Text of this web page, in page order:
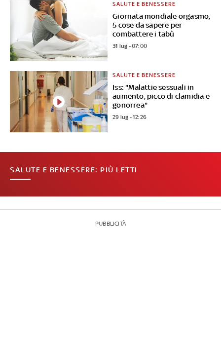
Giornata mondiale orgasmo,
5 cose da sapere per
combattere i tabù
SALUTE E BENESSERE
31 lug - 07:00
Iss: "Malattie sessuali in
aumento, picco di clamidia e
gonorrea"
SALUTE E BENESSERE
29 lug - 12:26
SALUTE E BENESSERE: PIÙ LETTI
PUBBLICITÀ